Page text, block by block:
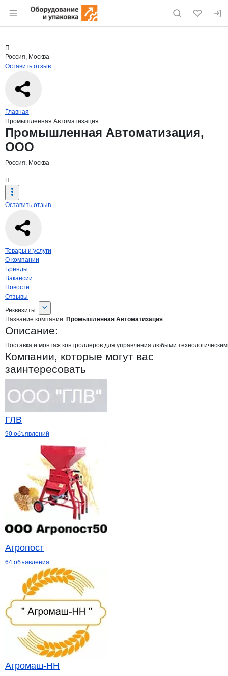
Раздел навигации по сайту eqinfo.ru
Страница компании
Страница компании
Краткая информация о компании
П
Россия, Москва
Оставить отзыв
Навигация по сайту
Главная
Промышленная Автоматизация
Основная информация о компании
Промышленная Автоматизация,
ООО
Россия, Москва
П
Оставить отзыв
Навигация по странице
Товары и услуги
О компании
Бренды
Вакансии
Новости
Отзывы
О компании
Реквизиты
Реквизиты:
Название компании: Промышленная Автоматизация
Описание:
Поставка и монтаж контроллеров для управления любыми
Компании, которые могут вас
заинтересовать
ГЛВ
90 объявлений
Агропост
64 объявления
Агромаш-НН